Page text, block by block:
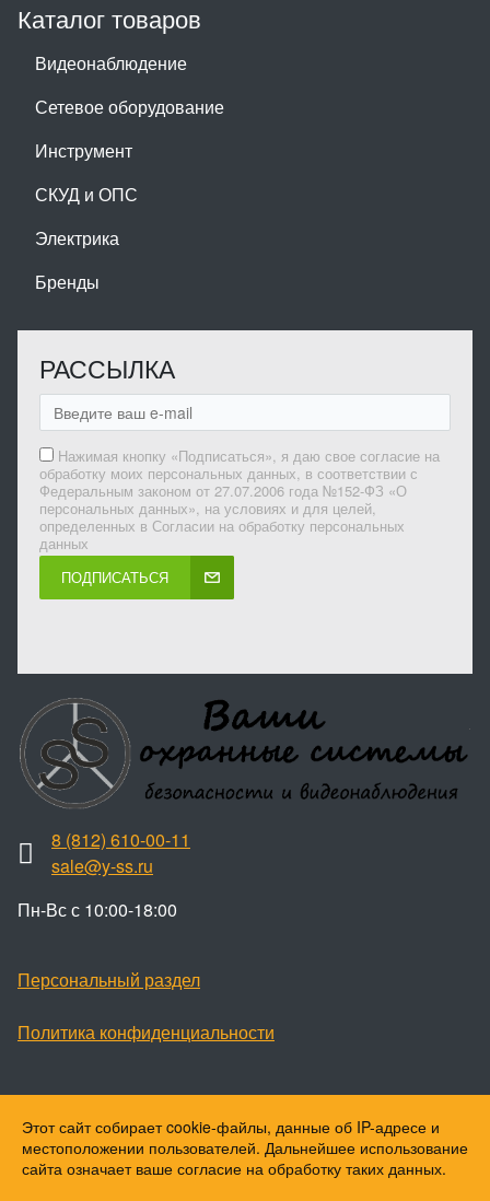
Каталог товаров
Видеонаблюдение
Сетевое оборудование
Инструмент
СКУД и ОПС
Электрика
Бренды
РАССЫЛКА
Нажимая кнопку «Подписаться», я даю свое согласие на
обработку моих персональных данных, в соответствии с
Федеральным законом от 27.07.2006 года №152-ФЗ «О
персональных данных», на условиях и для целей,
определенных в Согласии на обработку персональных
данных
ПОДПИСАТЬСЯ
8 (812) 610-00-11
sale@y-ss.ru
Пн-Вс с 10:00-18:00
Персональный раздел
Политика конфиденциальности
Наверх
© Ваши охранные системы, 2026
Этот сайт собирает cookie-файлы, данные об IP-адресе и
местоположении пользователей. Дальнейшее использование
сайта означает ваше согласие на обработку таких данных.